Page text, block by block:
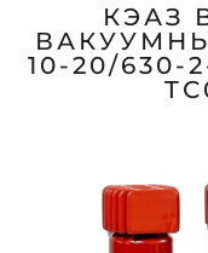
КЭАЗ
10-20/630-